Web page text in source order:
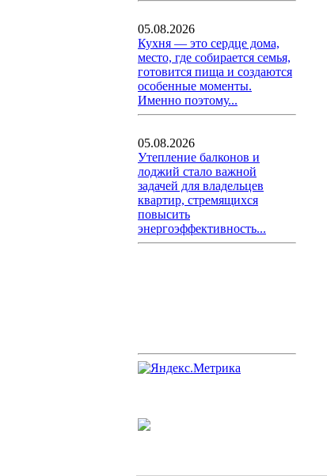
05.08.2026
Кухня — это сердце дома,
место, где собирается семья,
готовится пища и создаются
особенные моменты.
Именно поэтому...
05.08.2026
Утепление балконов и
лоджий стало важной
задачей для владельцев
квартир, стремящихся
повысить
энергоэффективность...